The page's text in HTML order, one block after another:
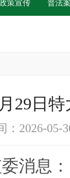
策宣传 普法
29日
：2026-
消息